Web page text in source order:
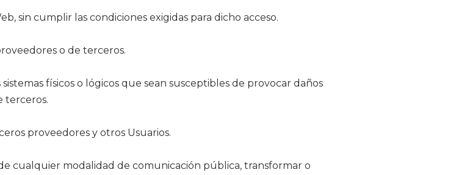
sin cumplir las condiciones exigidas para dicho acceso.
o de terceros.
físicos o lógicos que sean susceptibles de provocar daños
terceros.
proveedores y otros Usuarios.
cualquier modalidad de comunicación pública, transformar o